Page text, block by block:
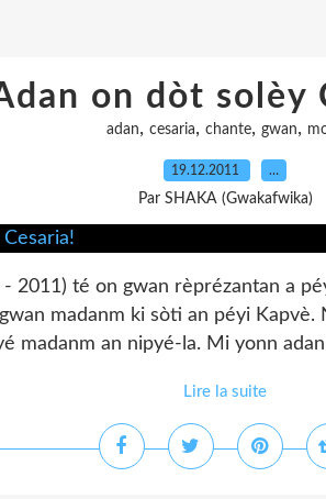
on dòt solèy
adan, cesaria, chante, gwan,
19.12.2011 …
Par SHAKA (Gwakafwika)
- 2011) té on gwan rèprézantan a
madanm ki sòti an péyi Kapvè.
madanm an nipyé-la. Mi yonn
Lire la suite